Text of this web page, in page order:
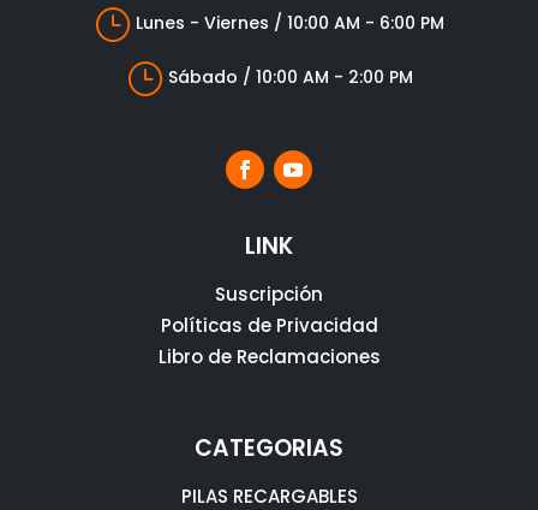
} Lunes - Viernes / 10:00 AM - 6:00 PM
} Sábado / 10:00 AM - 2:00 PM
LINK
Suscripción
Políticas de Privacidad
Libro de Reclamaciones
CATEGORIAS
PILAS RECARGABLES